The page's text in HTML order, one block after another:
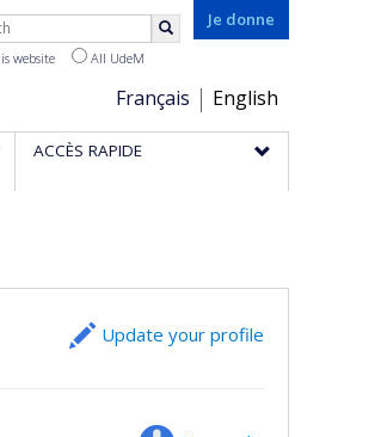
Je donne
Choix
de
la
Français English
website All UdeM
ACCÈS RAPIDE
Update your profile